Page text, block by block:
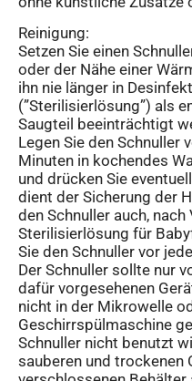
Reinigung:
Setzen Sie einen
oder der Nähe einer
ihn nie länger in
(”Sterilisierlösung”) als
Saugteil beeinträchtigt
Legen Sie den Schnuller
Minuten in kochendes
und drücken Sie
dient der Sicherung der
den Schnuller auch, nach
Sterilisierlösung für
Sie den Schnuller vor
Der Schnuller sollte nur
dafür vorgesehenen
nicht in der Mikrowelle
Geschirrspülmaschine
Schnuller nicht benutzt
sauberen und trockenen